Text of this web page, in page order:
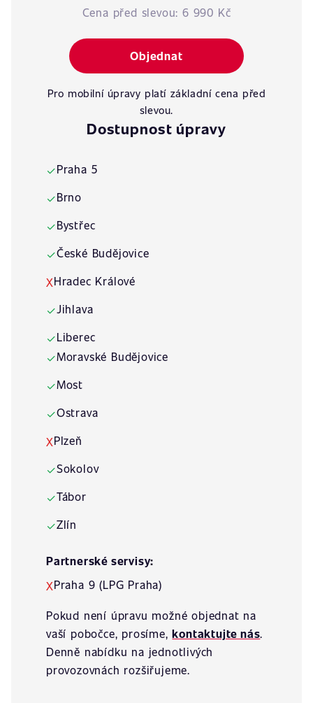
Cena před slevou: 6 990 Kč
Objednat
Pro mobilní úpravy platí základní cena před
slevou.
Dostupnost úpravy
✓Praha 5
✓Brno
✓Bystřec
✓České Budějovice
XHradec Králové
✓Jihlava
✓Liberec
✓Moravské Budějovice
✓Most
✓Ostrava
XPlzeň
✓Sokolov
✓Tábor
✓Zlín
Partnerské servisy:
XPraha 9 (LPG Praha)
Pokud není úpravu možné objednat na
vaší pobočce, prosíme,kontaktujte nás.
Denně nabídku na jednotlivých
provozovnách rozšiřujeme.